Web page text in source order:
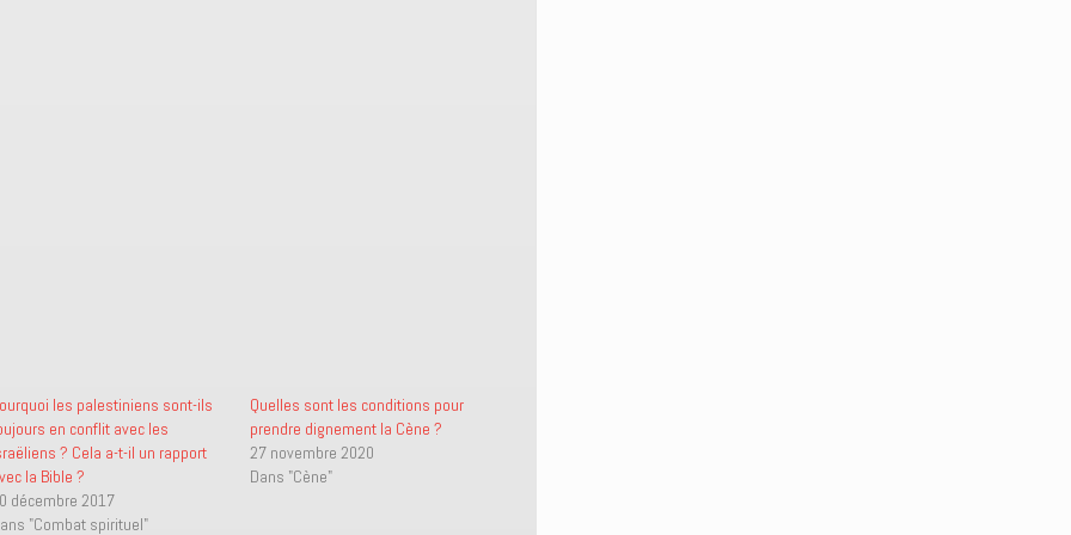
les palestiniens sont-ils
en conflit avec les
? Cela a-t-il un rapport
la Bible ?
décembre 2017
"Combat spirituel"
Quelles sont les conditions pour
prendre dignement la Cène ?
27 novembre 2020
Dans "Cène"